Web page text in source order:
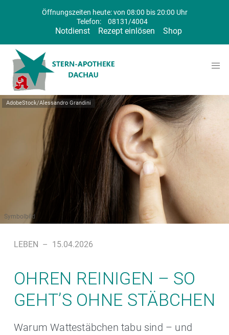
Öffnungszeiten heute: von 08:00 bis 20:00 Uhr
Telefon:
08131/4004
Notdienst Rezept einlösen Shop
AdobeStock/Alessandro Grandini
Symbolbild
LEBEN – 15.04.2026
OHREN REINIGEN – SO
GEHT’S OHNE STÄBCHEN
Warum Wattestäbchen tabu sind – und